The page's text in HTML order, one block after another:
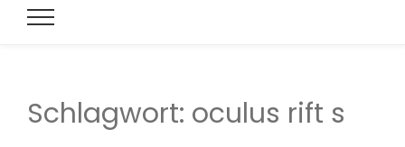
Schlagwort: oculus rift s